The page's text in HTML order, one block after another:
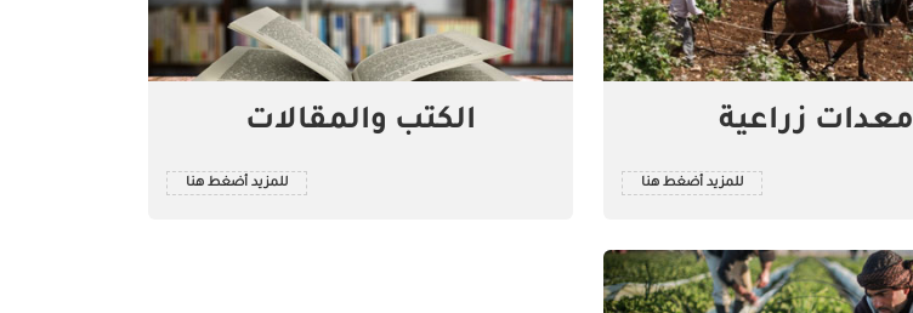
معدات زراعية
للمزيد أضغط هنا
الكتب والمقالات
للمزيد أضغط هنا